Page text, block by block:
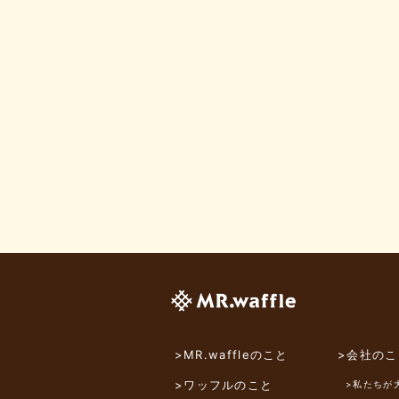
>MR.waffleのこと
>ワッフルのこと
>会社の
>私たちが